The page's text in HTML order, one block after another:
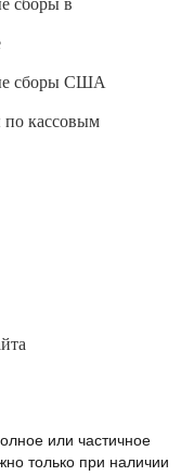
сборы в
сборы США
по кассовым
или частичное
только при наличии